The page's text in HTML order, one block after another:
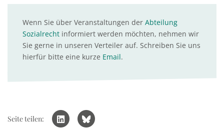
Wenn Sie über Veranstaltungen der Abteilung
Sozialrecht informiert werden möchten, nehmen wir
Sie gerne in unseren Verteiler auf. Schreiben Sie uns
hierfür bitte eine kurze Email.
Seite teilen: